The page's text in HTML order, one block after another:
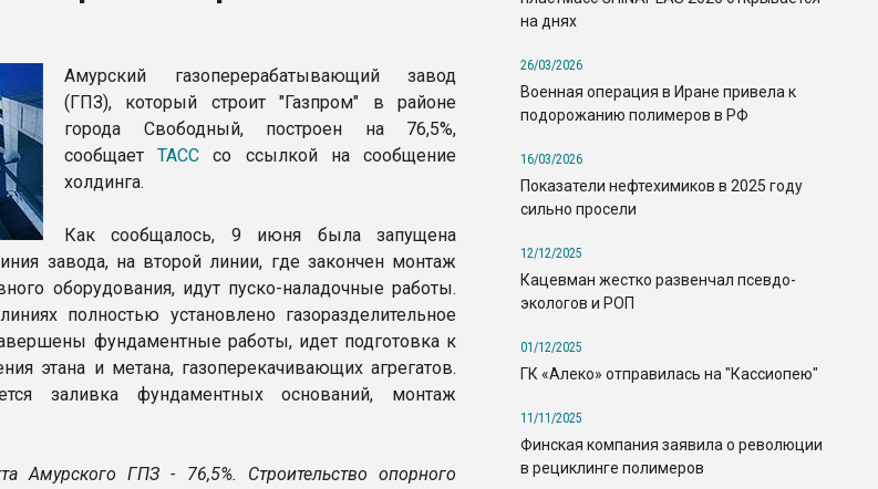
Амурский газоперерабатывающий завод
(ГПЗ), который строит "Газпром" в районе
города Свободный, построен на 76,5%,
сообщаетТАСС со ссылкой на сообщение
холдинга.
Как сообщалось, 9 июня была запущена
завода, на второй линии, где закончен монтаж
оборудования, идут пуско-наладочные работы.
полностью установлено газоразделительное
фундаментные работы, идет подготовка к
этана и метана, газоперекачивающих агрегатов.
заливка фундаментных оснований, монтаж
Амурского ГПЗ - 76,5%. Строительство опорного
на днях
26/03/2026
Военная операция в Иране привела к
подорожанию полимеров в РФ
16/03/2026
Показатели нефтехимиков в 2025 году
сильно просели
12/12/2025
Кацевман жестко развенчал псевдо-
экологов и РОП
01/12/2025
ГК «Алеко» отправилась на "Кассиопею"
11/11/2025
Финская компания заявила о революции
в рециклинге полимеров